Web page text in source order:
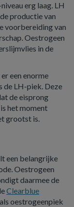
erg laag. LH
productie van
voorbereiding van
Oestrogeen
in de
een enorme
de LH-piek. Deze
de eisprong
het moment
grootst is.
een belangrijke
Oestrogeen
daarmee de
Clearblue
oestrogeenpiek